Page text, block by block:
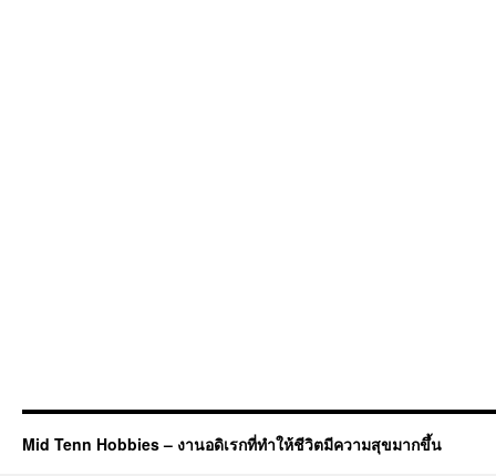
Mid Tenn Hobbies – งานอดิเรกที่ทำให้ชีวิตมีความสุขมากขึ้น